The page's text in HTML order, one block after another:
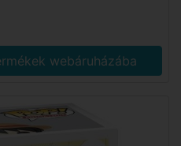
webáruházába